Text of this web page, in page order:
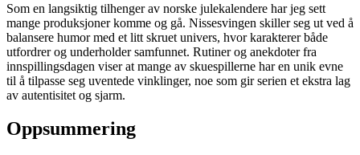
Som en langsiktig tilhenger av norske julekalendere har jeg sett
mange produksjoner komme og gå. Nissesvingen skiller seg ut ved å
balansere humor med et litt skruet univers, hvor karakterer både
utfordrer og underholder samfunnet. Rutiner og anekdoter fra
innspillingsdagen viser at mange av skuespillerne har en unik evne
til å tilpasse seg uventede vinklinger, noe som gir serien et ekstra lag
av autentisitet og sjarm.
Oppsummering